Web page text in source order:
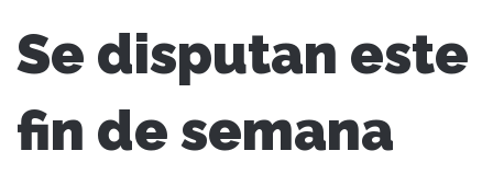
Se disputan este
fin de semana